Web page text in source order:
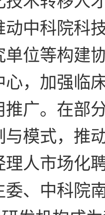
动中科院科
单位等构建
心，加强临
推广。在部
与模式，推
理人市场化
委、中科院